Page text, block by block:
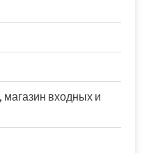
входных и